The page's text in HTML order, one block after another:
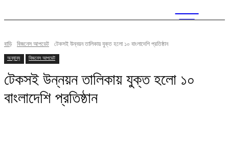
news
বাড়ি বিজনেস আপডেট টেকসই উন্নয়ন তালিকায় যুক্ত হলো ১০ বাংলাদেশি প্রতিষ্ঠান
অন্যান্য বিজনেস আপডেট
টেকসই উন্নয়ন তালিকায় যুক্ত হলো ১০
বাংলাদেশি প্রতিষ্ঠান